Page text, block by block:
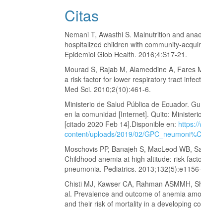
Citas
Nemani T, Awasthi S. Malnutrition and
hospitalized children with community-
Epidemiol Glob Health. 2016;4:S17-21.
Mourad S, Rajab M, Alameddine A, Fares
a risk factor for lower respiratory tract
Med Sci. 2010;2(10):461-6.
Ministerio de Salud Pública de Ecuador.
en la comunidad [Internet]. Quito:
[citado 2020 Feb 14].Disponible en:
content/uploads/2019/02/
Moschovis PP, Banajeh S, MacLeod WB,
Childhood anemia at high altitude: risk
pneumonia. Pediatrics.
Chisti MJ, Kawser CA, Rahman ASMMH,
al. Prevalence and outcome of anemia
and their risk of mortality in a developing